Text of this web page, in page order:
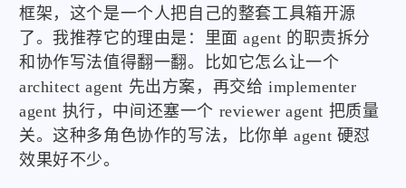
框架，这个是一个人把自己的整套工具箱开源
了。我推荐它的理由是：里面 agent 的职责拆分
和协作写法值得翻一翻。比如它怎么让一个
architect agent 先出方案，再交给 implementer
agent 执行，中间还塞一个 reviewer agent 把质量
关。这种多角色协作的写法，比你单 agent 硬怼
效果好不少。